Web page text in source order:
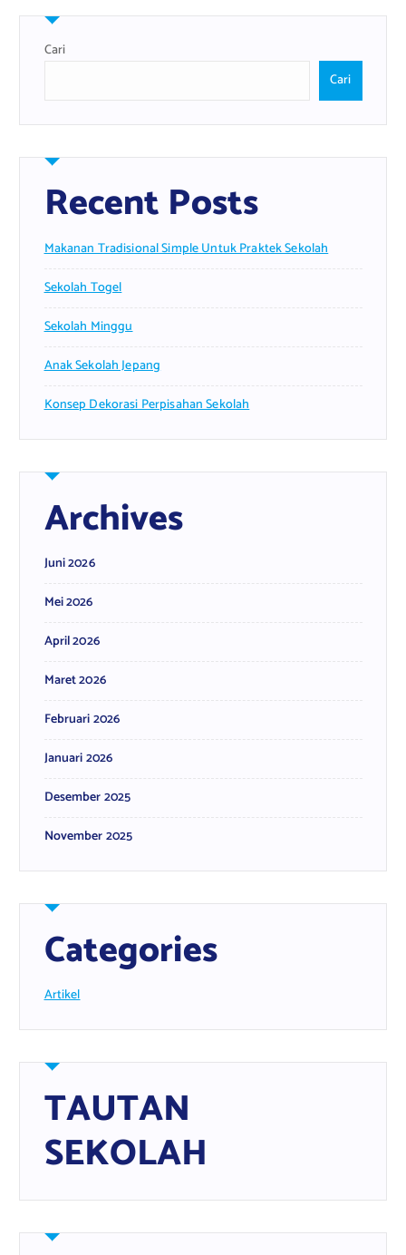
Cari
Cari
Recent Posts
Makanan Tradisional Simple Untuk Praktek Sekolah
Sekolah Togel
Sekolah Minggu
Anak Sekolah Jepang
Konsep Dekorasi Perpisahan Sekolah
Archives
Juni 2026
Mei 2026
April 2026
Maret 2026
Februari 2026
Januari 2026
Desember 2025
November 2025
Categories
Artikel
TAUTAN
SEKOLAH